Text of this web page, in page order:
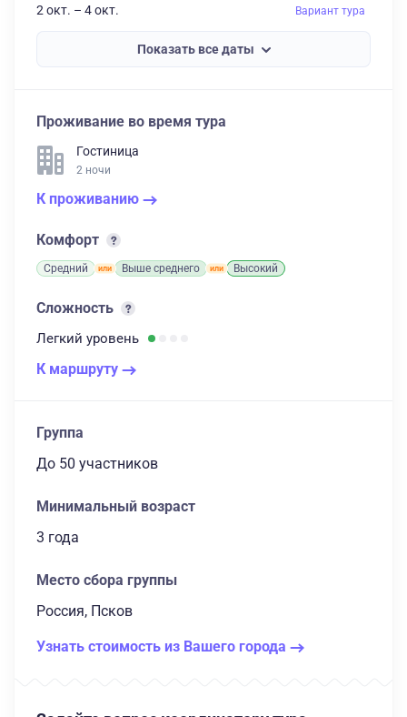
2 окт. – 4 окт. Вариант тура
Показать все даты
Проживание во время тура
Гостиница
2 ночи
К проживанию
Комфорт
Средний Выше среднего Высокий
Сложность
Легкий уровень
К маршруту
Группа
до 50 участников
Минимальный возраст
3 года
Место сбора группы
Россия, Псков
Узнать стоимость из Вашего города